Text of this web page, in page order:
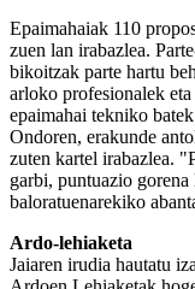
Epaimahaiak 110
zuen lan irabazlea.
bikoitzak parte hartu
arloko profesionalek
epaimahai tekniko
Ondoren, erakunde
zuten kartel irabazlea.
garbi, puntuazio
baloratuenarekiko
Ardo-lehiaketa
Jaiaren irudia hautatu